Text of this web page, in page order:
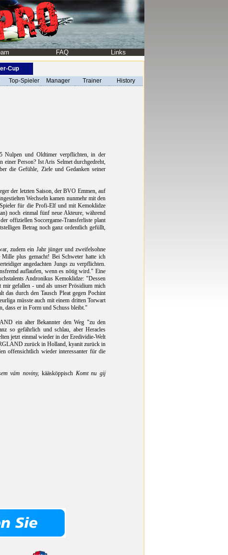
FAQ Links
Cup
Top-Spieler Manager Trainer History
Nulpen und Oldtimer verpflichten, in der
Person? Ist Aris Selmet durchgedreht,
die Gefühle, Ziele und Gedanken seiner
der letzten Saison, der BVO Emmen, auf
Wechseln kamen nunmehr mit den
für die Profi-Elf und mit Kemoklidze
noch einmal fünf neue Akteure, während
offiziellen Soccergame-Transferliste plant
Betrag noch ganz ordentlich gefüllt,
zudem ein Jahr jünger und zweifelsohne
Mille plus gemacht! Bei Schweter hatte ich
angedachten Jungs zu verpflichten.
auflaufen, wenn es nötig wird." Eine
Andronikus Kemoklidze: "Dessen
mir gefallen - und als unser Prösidium mich
das durch den Tausch Pleat gegen Pochint
müsste auch mit einem dritten Torwart
dass er in Form und Schuss bleibt."
ein alter Bekannter den Weg "zu den
so gefährlich und schlau, aber Heracles
jetzt einmal wieder in der Eredividie-Welt
zurück in Holland, kyanit zurück in
offensichtlich wieder interessanter für die
vám noviny, kääsköppisch Komt nu gij